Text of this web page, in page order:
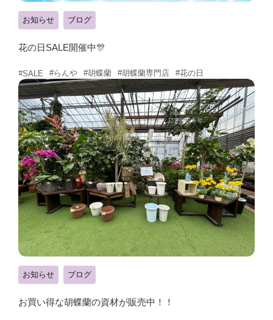
お知らせ ブログ
花の日SALE開催中🎊
#SALE #らんや #胡蝶蘭 #胡蝶蘭専門店 #花の日
お知らせ ブログ
お買い得な胡蝶蘭の資材が販売中！！